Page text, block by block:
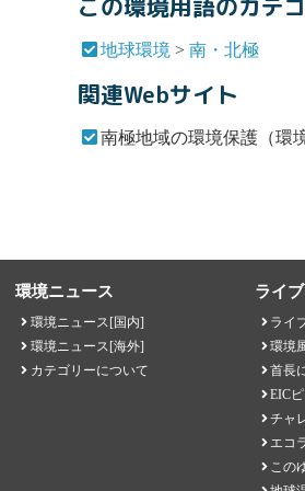
この環境用語のカテ
地球環境 >南・北極
関連Webサイト
南極地域の環境保護（環
環境ニュース
環境ニュース[国内]
環境ニュース[海外]
カテゴリーについて
ライ
ライ
環境
首長
EIC
チャ
エコ
この